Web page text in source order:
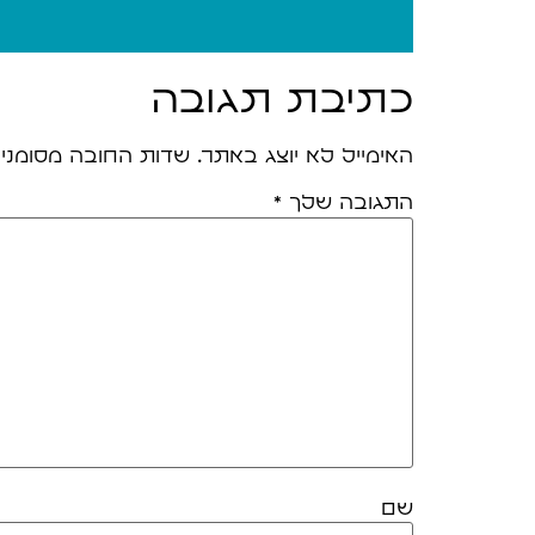
כתיבת תגובה
האימייל לא יוצג באתר. שדות החובה
התגובה שלך *
שם